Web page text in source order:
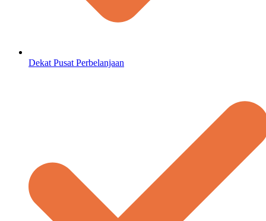
Dekat Pusat Perbelanjaan